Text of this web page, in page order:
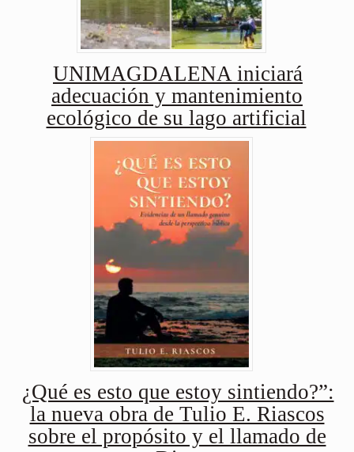
UNIMAGDALENA iniciará
adecuación y mantenimiento
ecológico de su lago artificial
¿Qué es esto que estoy sintiendo?”:
la nueva obra de Tulio E. Riascos
sobre el propósito y el llamado de